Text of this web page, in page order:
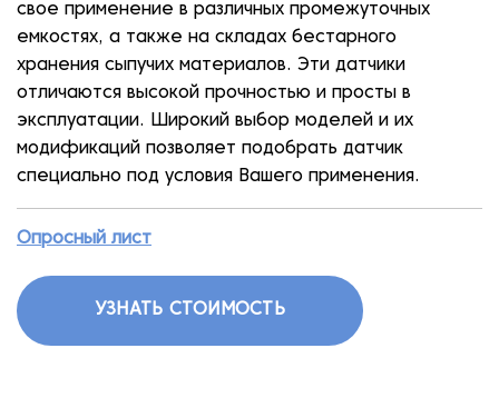
свое применение в различных промежуточных
емкостях, а также на складах бестарного
хранения сыпучих материалов. Эти датчики
отличаются высокой прочностью и просты в
эксплуатации. Широкий выбор моделей и их
модификаций позволяет подобрать датчик
специально под условия Вашего применения.
Опросный лист
УЗНАТЬ СТОИМОСТЬ